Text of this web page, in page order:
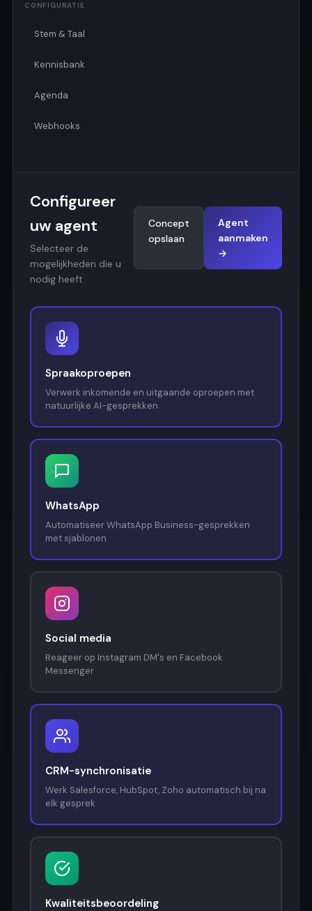
CONFIGURATIE
Stem & Taal
Kennisbank
Agenda
Webhooks
Configureer
uw agent
Selecteer de
mogelijkheden die u
nodig heeft
Concept
opslaan
Agent
aanmaken
→
Spraakoproepen
Verwerk inkomende en uitgaande oproepen met
natuurlijke AI-gesprekken
WhatsApp
Automatiseer WhatsApp Business-gesprekken
met sjablonen
Social media
Reageer op Instagram DM's en Facebook
Messenger
CRM-synchronisatie
Werk Salesforce, HubSpot, Zoho automatisch bij na
elk gesprek
Kwaliteitsbeoordeling